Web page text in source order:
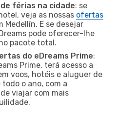
férias na cidade: se
veja as nossas ofertas
Medellín. E se desejar
pode oferecer-lhe
pacote total.
do eDreams Prime:
Prime, terá acesso a
voos, hotéis e aluguer de
o ano, com a
viajar com mais